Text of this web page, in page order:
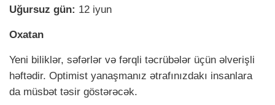
Uğursuz gün: 12 iyun
Oxatan
Yeni biliklər, səfərlər və fərqli təcrübələr üçün əlverişli
həftədir. Optimist yanaşmanız ətrafınızdakı insanlara
da müsbət təsir göstərəcək.